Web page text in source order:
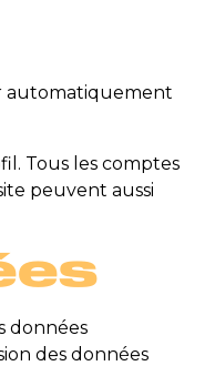
automatiquement
Tous les comptes
peuvent aussi
données
des données